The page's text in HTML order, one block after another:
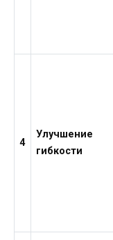
4
Улучшение
гибкости